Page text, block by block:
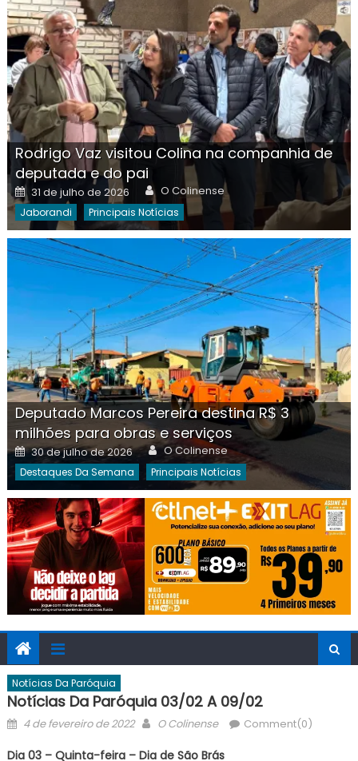
Rodrigo Vaz visitou Colina na companhia de
deputada e do pai
Posted
on
31 de julho de 2026 Author
O Colinense
Jaborandi Principais Notícias
Deputado Marcos Pereira destina R$ 3
milhões para obras e serviços
Posted
on
30 de julho de 2026 Author
O Colinense
Destaques Da Semana Principais Notícias
Notícias Da Paróquia
Notícias Da Paróquia 03/02 A 09/02
Posted
4 de fevereiro de 2022 Author
O Colinense Comment(0)
Dia 03 – Quinta-feira – Dia de São Brás